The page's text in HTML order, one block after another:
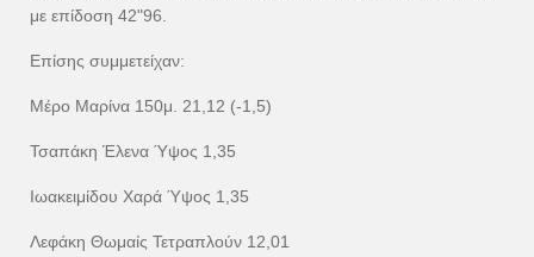
με επίδοση 42"96.
Επίσης συμμετείχαν:
Μέρο Μαρίνα 150μ. 21,12 (-1,5)
Τσαπάκη Έλενα Ύψος 1,35
Ιωακειμίδου Χαρά Ύψος 1,35
Λεφάκη Θωμαίς Τετραπλούν 12,01